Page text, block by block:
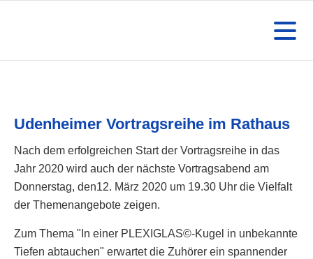
Udenheimer Vortragsreihe im Rathaus
Nach dem erfolgreichen Start der Vortragsreihe in das
Jahr 2020 wird auch der nächste Vortragsabend am
Donnerstag, den12. März 2020 um 19.30 Uhr die Vielfalt
der Themenangebote zeigen.
Zum Thema "In einer PLEXIGLAS©-Kugel in unbekannte
Tiefen abtauchen" erwartet die Zuhörer ein spannender